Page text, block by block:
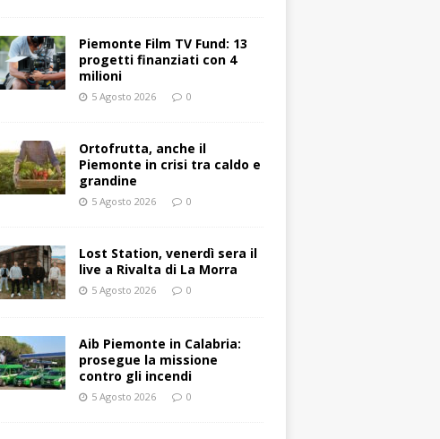
Piemonte Film TV Fund: 13
progetti finanziati con 4
milioni
5 Agosto 2026 0
Ortofrutta, anche il
Piemonte in crisi tra caldo e
grandine
5 Agosto 2026 0
Lost Station, venerdì sera il
live a Rivalta di La Morra
5 Agosto 2026 0
Aib Piemonte in Calabria:
prosegue la missione
contro gli incendi
5 Agosto 2026 0